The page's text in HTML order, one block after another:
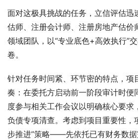
面对这极具挑战的任务，立信评估迅
估师、注册会计师、注册房地产估价
领域团队，以“专业底色+高效执行”
卷。
针对任务时间紧、环节密的特点，项
奏：在委托方启动前一阶段审计时便
度参与相关工作会议以明确核心要求
负债专项清查。考虑到项目重要性，
步推进”策略——先依托已有财务数